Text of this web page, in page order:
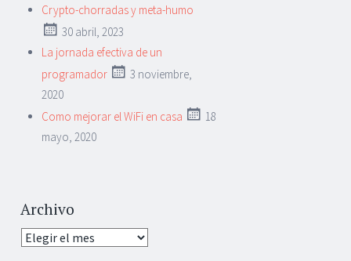
Crypto-chorradas y meta-humo
30 abril, 2023
La jornada efectiva de un
programador
3 noviembre,
2020
Como mejorar el WiFi en casa
18
mayo, 2020
Archivo
Archivo